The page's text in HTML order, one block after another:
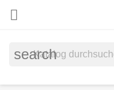

search